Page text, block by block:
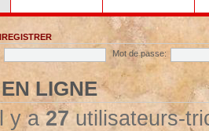
Mot de passe:
LIGNE
y a27utilisateurs-